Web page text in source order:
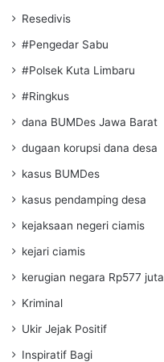
Resedivis
#Pengedar Sabu
#Polsek Kuta Limbaru
#Ringkus
dana BUMDes Jawa Barat
dugaan korupsi dana desa
kasus BUMDes
kasus pendamping desa
kejaksaan negeri ciamis
kejari ciamis
kerugian negara Rp577 juta
Kriminal
Ukir Jejak Positif
Inspiratif Bagi